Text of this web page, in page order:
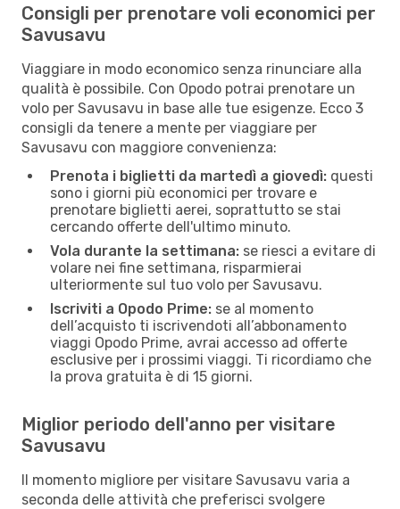
Consigli per prenotare voli economici per
Savusavu
Viaggiare in modo economico senza rinunciare alla
qualità è possibile. Con Opodo potrai prenotare un
volo per Savusavu in base alle tue esigenze. Ecco 3
consigli da tenere a mente per viaggiare per
Savusavu con maggiore convenienza:
Prenota i biglietti da martedì a giovedì: questi
sono i giorni più economici per trovare e
prenotare biglietti aerei, soprattutto se stai
cercando offerte dell'ultimo minuto.
Vola durante la settimana: se riesci a evitare di
volare nei fine settimana, risparmierai
ulteriormente sul tuo volo per Savusavu.
Iscriviti a Opodo Prime: se al momento
dell’acquisto ti iscrivendoti all’abbonamento
viaggi Opodo Prime, avrai accesso ad offerte
esclusive per i prossimi viaggi. Ti ricordiamo che
la prova gratuita è di 15 giorni.
Miglior periodo dell'anno per visitare
Savusavu
Il momento migliore per visitare Savusavu varia a
seconda delle attività che preferisci svolgere